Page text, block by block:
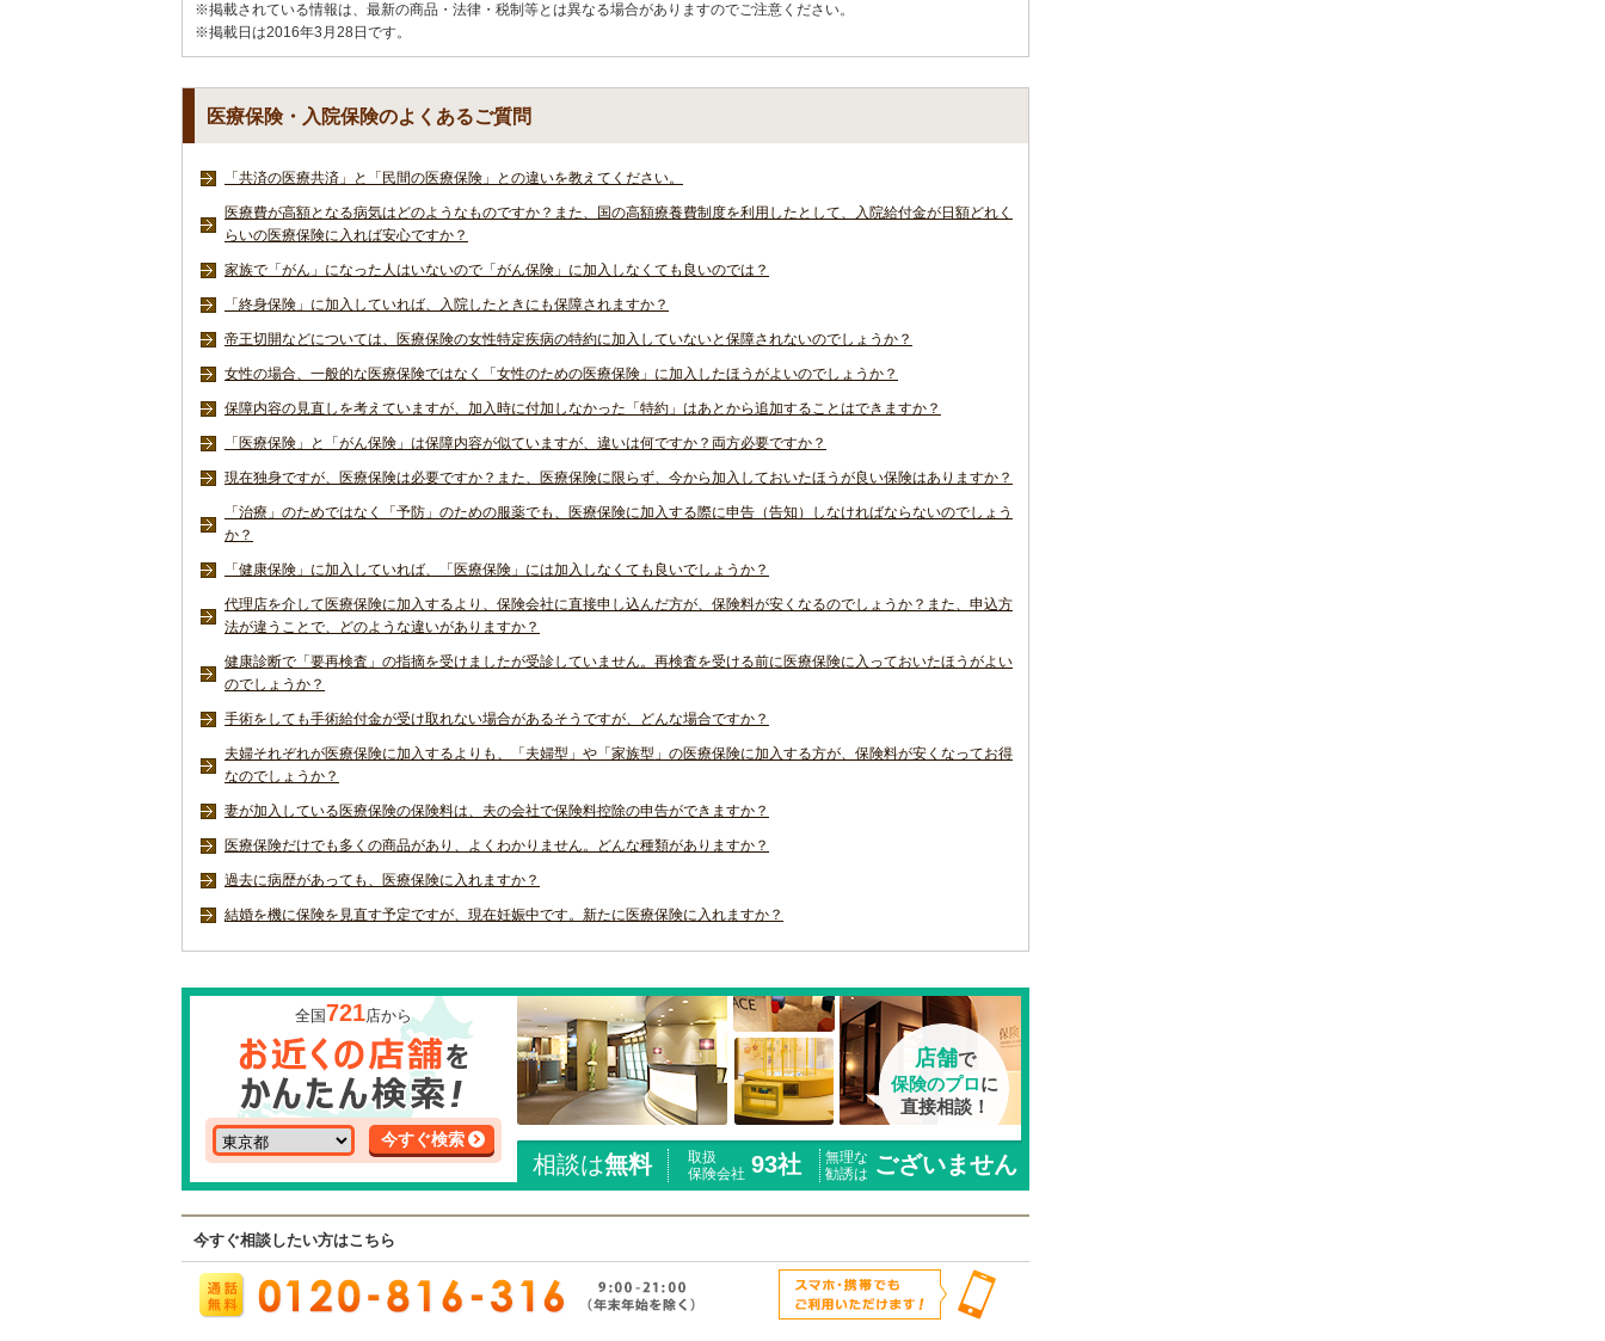
※掲載されている情報は、最新の商品・法律・税制等とは異なる場合がありますのでご注意ください。
※掲載日は2016年3月28日です。
医療保険・入院保険のよくあるご質問
「共済の医療共済」と「民間の医療保険」との違いを教えてください。
医療費が高額となる病気はどのようなものですか？また、国の高額療養費制度を利用したとして、入院給付金が日額どれく
らいの医療保険に入れば安心ですか？
家族で「がん」になった人はいないので「がん保険」に加入しなくても良いのでは？
「終身保険」に加入していれば、入院したときにも保障されますか？
帝王切開などについては、医療保険の女性特定疾病の特約に加入していないと保障されないのでしょうか？
女性の場合、一般的な医療保険ではなく「女性のための医療保険」に加入したほうがよいのでしょうか？
保障内容の見直しを考えていますが、加入時に付加しなかった「特約」はあとから追加することはできますか？
「医療保険」と「がん保険」は保障内容が似ていますが、違いは何ですか？両方必要ですか？
現在独身ですが、医療保険は必要ですか？また、医療保険に限らず、今から加入しておいたほうが良い保険はありますか？
「治療」のためではなく「予防」のための服薬でも、医療保険に加入する際に申告（告知）しなければならないのでしょう
か？
「健康保険」に加入していれば、「医療保険」には加入しなくても良いでしょうか？
代理店を介して医療保険に加入するより、保険会社に直接申し込んだ方が、保険料が安くなるのでしょうか？また、申込方
法が違うことで、どのような違いがありますか？
健康診断で「要再検査」の指摘を受けましたが受診していません。再検査を受ける前に医療保険に入っておいたほうがよい
のでしょうか？
手術をしても手術給付金が受け取れない場合があるそうですが、どんな場合ですか？
夫婦それぞれが医療保険に加入するよりも、「夫婦型」や「家族型」の医療保険に加入する方が、保険料が安くなってお得
なのでしょうか？
妻が加入している医療保険の保険料は、夫の会社で保険料控除の申告ができますか？
医療保険だけでも多くの商品があり、よくわかりません。どんな種類がありますか？
過去に病歴があっても、医療保険に入れますか？
結婚を機に保険を見直す予定ですが、現在妊娠中です。新たに医療保険に入れますか？
全国721店から
今すぐ検索
店舗で
保険のプロに
直接相談！
相談は無料
取扱
保険会社 93社
無理な
勧誘は ございません
今すぐ相談したい方はこちら